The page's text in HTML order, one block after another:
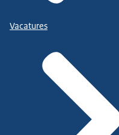
Vacatures